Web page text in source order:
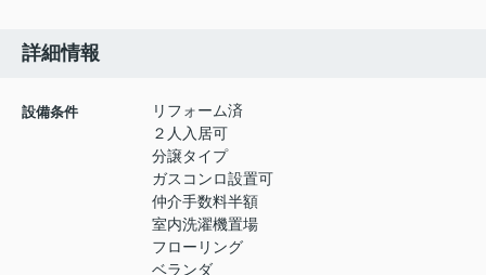
詳細情報
設備条件
リフォーム済
２人入居可
分譲タイプ
ガスコンロ設置可
仲介手数料半額
室内洗濯機置場
フローリング
ベランダ